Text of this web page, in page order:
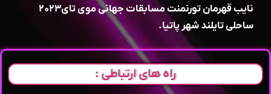
نایب قهرمان تورنمنت مسابقات جهانی موی تای۲۰۲۳
ساحلی تایلند شهر پاتیا.
راه های ارتباطی :